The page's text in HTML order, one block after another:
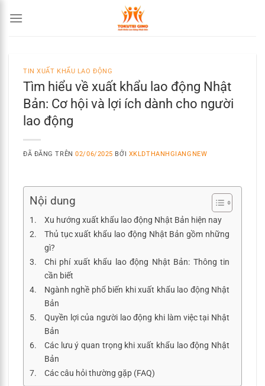
đến
TIN XUẤT KHẨU LAO ĐỘNG
Tìm hiểu về xuất khẩu lao động Nhật
Bản: Cơ hội và lợi ích dành cho người
lao động
ĐÃ ĐĂNG TRÊN02/06/2025 BỞI XKLDTHANHGIANGNEW
Nội dung
Xu hướng xuất khẩu lao động Nhật Bản hiện nay
Thủ tục xuất khẩu lao động Nhật Bản gồm những
gì?
Chi phí xuất khẩu lao động Nhật Bản: Thông tin
cần biết
Ngành nghề phổ biến khi xuất khẩu lao động Nhật
Bản
Quyền lợi của người lao động khi làm việc tại Nhật
Bản
Các lưu ý quan trọng khi xuất khẩu lao động Nhật
Bản
Các câu hỏi thường gặp (FAQ)